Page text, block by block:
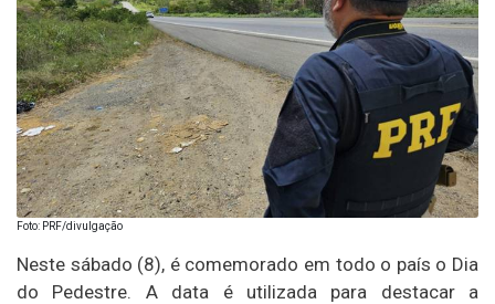
Foto: PRF/divulgação
Neste sábado (8), é comemorado em todo o país o Dia
do Pedestre. A data é utilizada para destacar a